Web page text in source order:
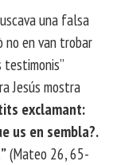
una falsa
no en van trobar
Jesús mostra
exclamant:
us en sembla?.
(Mateo 26, 65-